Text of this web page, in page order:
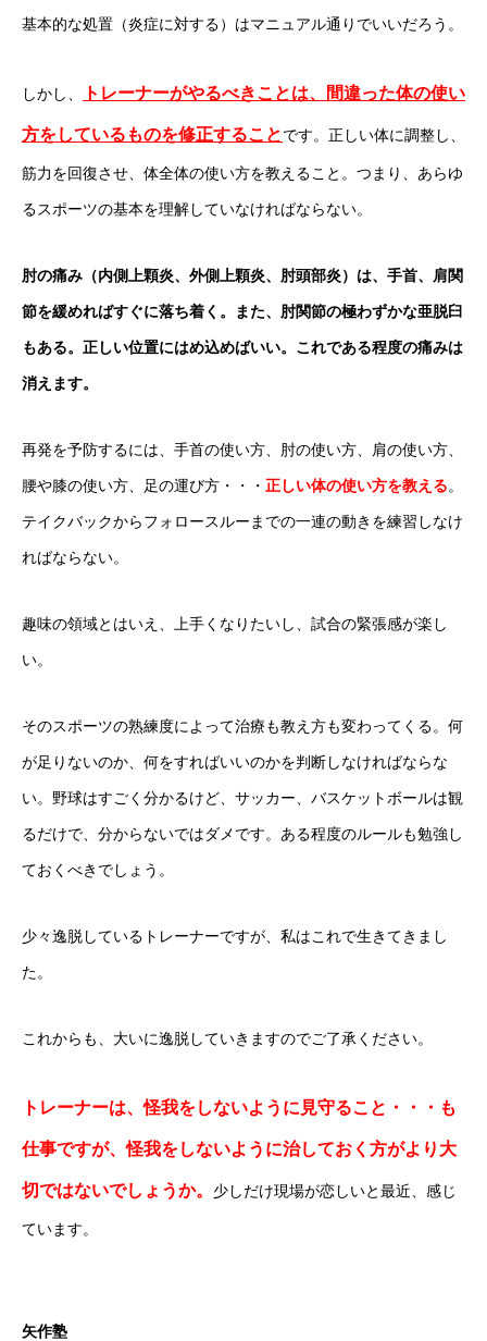
基本的な処置（炎症に対する）はマニュアル通りでいいだろう。
しかし、 トレーナーがやるべきことは、間違った体の使い
方をしているものを修正することです。正しい体に調整し、
筋力を回復させ、体全体の使い方を教えること。つまり、あらゆ
るスポーツの基本を理解していなければならない。
肘の痛み（内側上顆炎、外側上顆炎、肘頭部炎）は、手首、肩関
節を緩めればすぐに落ち着く。また、肘関節の極わずかな亜脱臼
もある。正しい位置にはめ込めばいい。これである程度の痛みは
消えます。
再発を予防するには、手首の使い方、肘の使い方、肩の使い方、
腰や膝の使い方、足の運び方・・・ 正しい体の使い方を教える。
テイクバックからフォロースルーまでの一連の動きを練習しなけ
ればならない。
趣味の領域とはいえ、上手くなりたいし、試合の緊張感が楽し
い。
そのスポーツの熟練度によって治療も教え方も変わってくる。何
が足りないのか、何をすればいいのかを判断しなければならな
い。野球はすごく分かるけど、サッカー、バスケットボールは観
るだけで、分からないではダメです。ある程度のルールも勉強し
ておくべきでしょう。
少々逸脱しているトレーナーですが、私はこれで生きてきまし
た。
これからも、大いに逸脱していきますのでご了承ください。
トレーナーは、怪我をしないように見守ること・・・も
仕事ですが、怪我をしないように治しておく方がより大
切ではないでしょうか。 少しだけ現場が恋しいと最近、感じ
ています。
矢作塾